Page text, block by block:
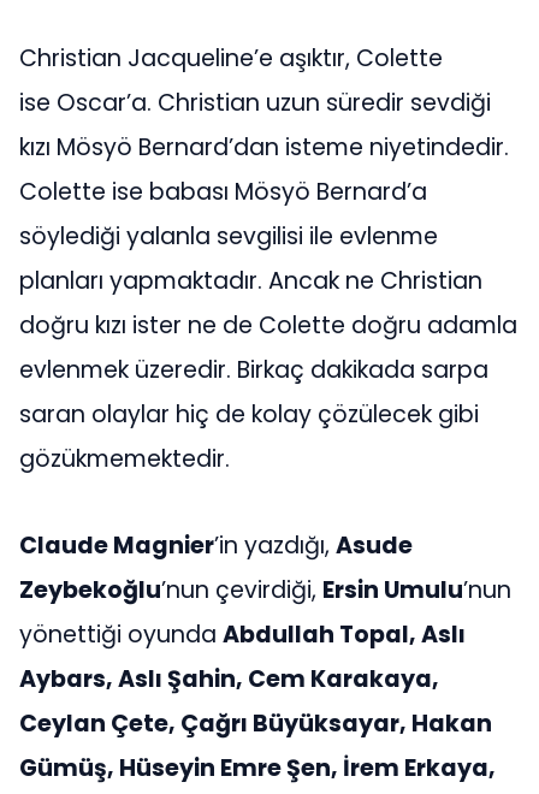
Christian Jacqueline’e aşıktır, Colette
ise Oscar’a. Christian uzun süredir sevdiği
kızı Mösyö Bernard’dan isteme niyetindedir.
Colette ise babası Mösyö Bernard’a
söylediği yalanla sevgilisi ile evlenme
planları yapmaktadır. Ancak ne Christian
doğru kızı ister ne de Colette doğru adamla
evlenmek üzeredir. Birkaç dakikada sarpa
saran olaylar hiç de kolay çözülecek gibi
gözükmemektedir.
Claude Magnier’in yazdığı, Asude
Zeybekoğlu’nun çevirdiği, Ersin Umulu’nun
yönettiği oyunda Abdullah Topal, Aslı
Aybars, Aslı Şahin, Cem Karakaya,
Ceylan Çete, Çağrı Büyüksayar, Hakan
Gümüş, Hüseyin Emre Şen, İrem Erkaya,